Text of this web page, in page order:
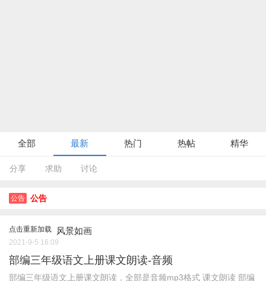
全部 最新 热门 热帖 精华
分享 求助 讨论
公告 公告
点击重新加载 风景如画
2021-9-5 16:09
部编三年级语文上册课文朗读-音频
部编三年级语文上册课文朗读，全部是音频mp3格式 课文朗读 部编